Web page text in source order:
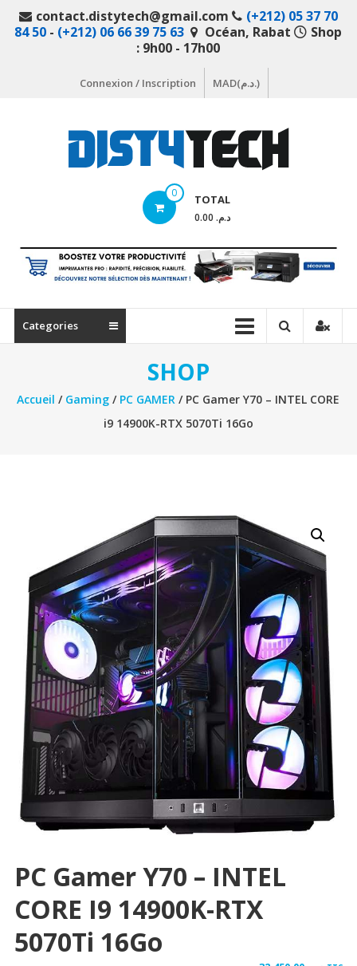
contact.distytech@gmail.com
(+212) 05 37 70
84 50 - (+212) 06 66 39 75 63 Océan, Rabat
Shop
: 9h00 - 17h00
Connexion / Inscription MAD(د.م.)
en
ligne
matériel
informatique
0 TOTAL
د.م. 0.00
Categories
SHOP
Accueil / Gaming / PC GAMER / PC Gamer Y70 – INTEL CORE
i9 14900K-RTX 5070Ti 16Go
PC Gamer Y70 – INTEL
CORE I9 14900K-RTX
5070Ti 16Go